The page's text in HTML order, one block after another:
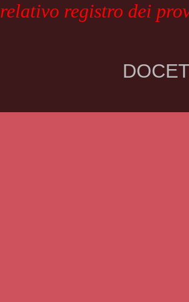
relativo registro dei